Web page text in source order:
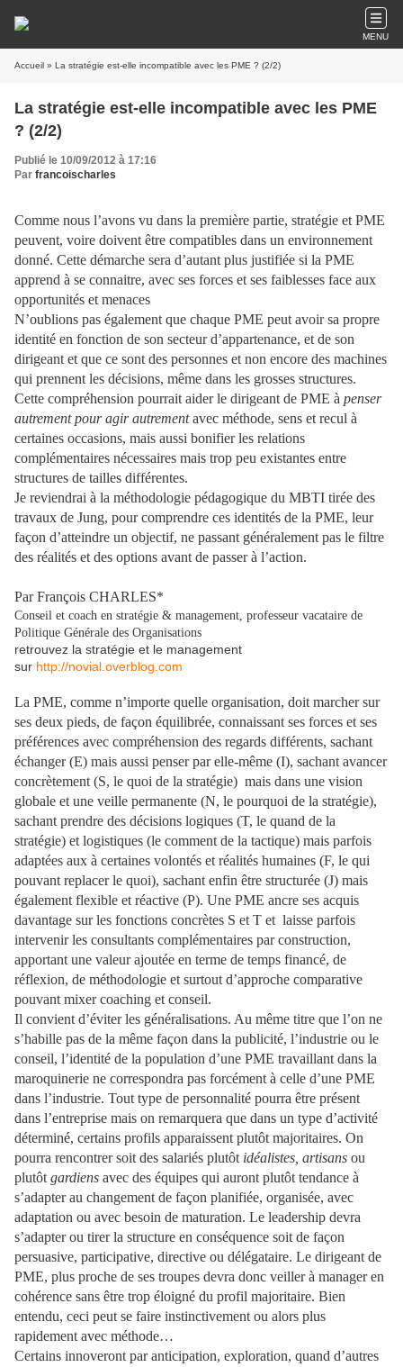
MENU
Accueil » La stratégie est-elle incompatible avec les PME ? (2/2)
La stratégie est-elle incompatible avec les PME
? (2/2)
Publié le 10/09/2012 à 17:16
Par francoischarles
Comme nous l’avons vu dans la première partie, stratégie et PME
peuvent, voire doivent être compatibles dans un environnement
donné. Cette démarche sera d’autant plus justifiée si la PME
apprend à se connaitre, avec ses forces et ses faiblesses face aux
opportunités et menaces
N’oublions pas également que chaque PME peut avoir sa propre
identité en fonction de son secteur d’appartenance, et de son
dirigeant et que ce sont des personnes et non encore des machines
qui prennent les décisions, même dans les grosses structures.
Cette compréhension pourrait aider le dirigeant de PME à penser
autrement pour agir autrementavec méthode, sens et recul à
certaines occasions, mais aussi bonifier les relations
complémentaires nécessaires mais trop peu existantes entre
structures de tailles différentes.
Je reviendrai à la méthodologie pédagogique du MBTI tirée des
travaux de Jung, pour comprendre ces identités de la PME, leur
façon d’atteindre un objectif, ne passant généralement pas le filtre
des réalités et des options avant de passer à l’action.
Par François CHARLES*
Conseil et coach en stratégie & management, professeur vacataire de
Politique Générale des Organisations
retrouvez la stratégie et le management
sur http://novial.overblog.com
La PME, comme n’importe quelle organisation, doit marcher sur
ses deux pieds, de façon équilibrée, connaissant ses forces et ses
préférences avec compréhension des regards différents, sachant
échanger (E) mais aussi penser par elle-même (I), sachant avancer
concrètement (S, le quoi de la stratégie) mais dans une vision
globale et une veille permanente (N, le pourquoi de la stratégie),
sachant prendre des décisions logiques (T, le quand de la
stratégie) et logistiques (le comment de la tactique) mais parfois
adaptées aux à certaines volontés et réalités humaines (F, le qui
pouvant replacer le quoi), sachant enfin être structurée (J) mais
également flexible et réactive (P). Une PME ancre ses acquis
davantage sur les fonctions concrètes S et T et laisse parfois
intervenir les consultants complémentaires par construction,
apportant une valeur ajoutée en terme de temps financé, de
réflexion, de méthodologie et surtout d’approche comparative
pouvant mixer coaching et conseil.
Il convient d’éviter les généralisations. Au même titre que l’on ne
s’habille pas de la même façon dans la publicité, l’industrie ou le
conseil, l’identité de la population d’une PME travaillant dans la
maroquinerie ne correspondra pas forcément à celle d’une PME
dans l’industrie. Tout type de personnalité pourra être présent
dans l’entreprise mais on remarquera que dans un type d’activité
déterminé, certains profils apparaissent plutôt majoritaires. On
pourra rencontrer soit des salariés plutôt idéalistes, artisans ou
plutôt gardiens avec des équipes qui auront plutôt tendance à
s’adapter au changement de façon planifiée, organisée, avec
adaptation ou avec besoin de maturation. Le leadership devra
s’adapter ou tirer la structure en conséquence soit de façon
persuasive, participative, directive ou délégataire. Le dirigeant de
PME, plus proche de ses troupes devra donc veiller à manager en
cohérence sans être trop éloigné du profil majoritaire. Bien
entendu, ceci peut se faire instinctivement ou alors plus
rapidement avec méthode…
Certains innoveront par anticipation, exploration, quand d’autres